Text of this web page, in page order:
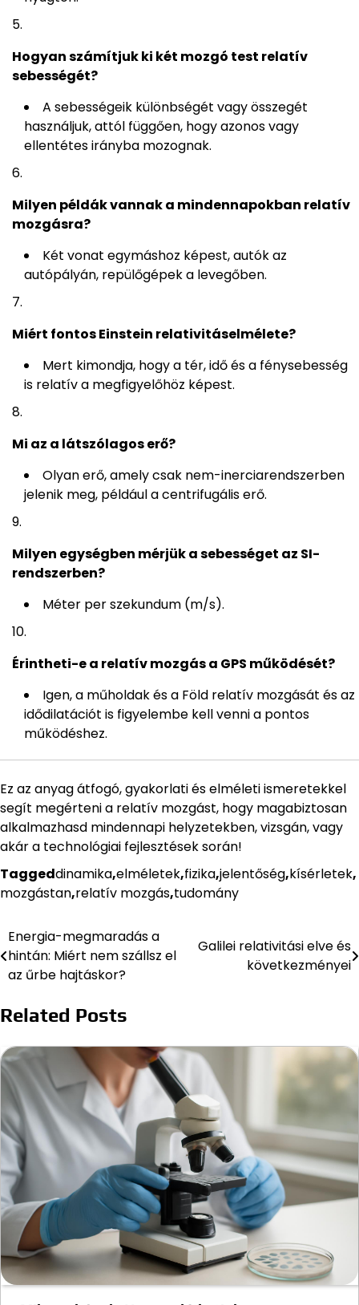
Hogyan számítjuk ki két mozgó test relatív
sebességét?
A sebességeik különbségét vagy összegét
használjuk, attól függően, hogy azonos vagy
ellentétes irányba mozognak.
Milyen példák vannak a mindennapokban relatív
mozgásra?
Két vonat egymáshoz képest, autók az
autópályán, repülőgépek a levegőben.
Miért fontos Einstein relativitáselmélete?
Mert kimondja, hogy a tér, idő és a fénysebesség
is relatív a megfigyelőhöz képest.
Mi az a látszólagos erő?
Olyan erő, amely csak nem-inerciarendszerben
jelenik meg, például a centrifugális erő.
Milyen egységben mérjük a sebességet az SI-
rendszerben?
Méter per szekundum (m/s).
Érintheti-e a relatív mozgás a GPS működését?
Igen, a műholdak és a Föld relatív mozgását és az
idődilatációt is figyelembe kell venni a pontos
működéshez.
Ez az anyag átfogó, gyakorlati és elméleti ismeretekkel
segít megérteni a relatív mozgást, hogy magabiztosan
alkalmazhasd mindennapi helyzetekben, vizsgán, vagy
akár a technológiai fejlesztések során!
Taggeddinamika,elméletek,fizika,jelentőség,kísérletek,
mozgástan,relatív mozgás,tudomány
Bejegyzés
navigáció
Energia-megmaradás a
hintán: Miért nem szállsz el
az űrbe hajtáskor?
Galilei relativitási elve és
következményei
Related Posts